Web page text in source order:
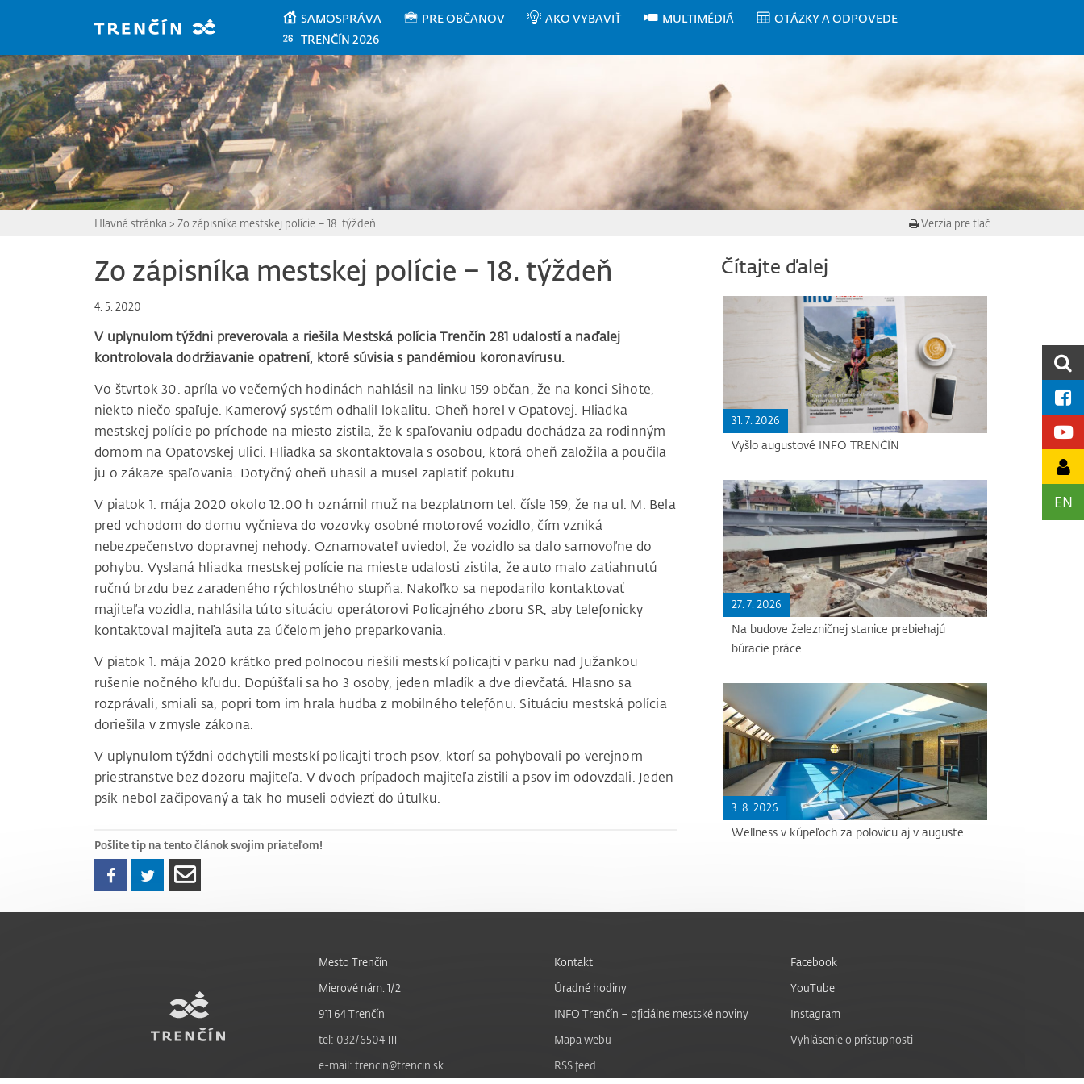
SAMOSPRÁVA PRE OBČANOV AKO VYBAVIŤ MULTIMÉDIÁ
OTÁZKY A ODPOVEDE
TRENČÍN 2026
EN
Hlavná stránka > Zo zápisníka mestskej polície – 18. týždeň Verzia pre tlač
Zo zápisníka mestskej polície – 18. týždeň
4. 5. 2020
V uplynulom týždni preverovala a riešila Mestská polícia Trenčín 281 udalostí a naďalej
kontrolovala dodržiavanie opatrení, ktoré súvisia s pandémiou koronavírusu.
Vo štvrtok 30. apríla vo večerných hodinách nahlásil na linku 159 občan, že na konci Sihote,
niekto niečo spaľuje. Kamerový systém odhalil lokalitu. Oheň horel v Opatovej. Hliadka
mestskej polície po príchode na miesto zistila, že k spaľovaniu odpadu dochádza za rodinným
domom na Opatovskej ulici. Hliadka sa skontaktovala s osobou, ktorá oheň založila a poučila
ju o zákaze spaľovania. Dotyčný oheň uhasil a musel zaplatiť pokutu.
V piatok 1. mája 2020 okolo 12.00 h oznámil muž na bezplatnom tel. čísle 159, že na ul. M. Bela
pred vchodom do domu vyčnieva do vozovky osobné motorové vozidlo, čím vzniká
nebezpečenstvo dopravnej nehody. Oznamovateľ uviedol, že vozidlo sa dalo samovoľne do
pohybu. Vyslaná hliadka mestskej polície na mieste udalosti zistila, že auto malo zatiahnutú
ručnú brzdu bez zaradeného rýchlostného stupňa. Nakoľko sa nepodarilo kontaktovať
majiteľa vozidla, nahlásila túto situáciu operátorovi Policajného zboru SR, aby telefonicky
kontaktoval majiteľa auta za účelom jeho preparkovania.
V piatok 1. mája 2020 krátko pred polnocou riešili mestskí policajti v parku nad Južankou
rušenie nočného kľudu. Dopúšťali sa ho 3 osoby, jeden mladík a dve dievčatá. Hlasno sa
rozprávali, smiali sa, popri tom im hrala hudba z mobilného telefónu. Situáciu mestská polícia
doriešila v zmysle zákona.
V uplynulom týždni odchytili mestskí policajti troch psov, ktorí sa pohybovali po verejnom
priestranstve bez dozoru majiteľa. V dvoch prípadoch majiteľa zistili a psov im odovzdali. Jeden
psík nebol začipovaný a tak ho museli odviezť do útulku.
Pošlite tip na tento článok svojim priateľom!
Čítajte ďalej
31. 7. 2026
Vyšlo augustové INFO TRENČÍN
27. 7. 2026
Na budove železničnej stanice prebiehajú
búracie práce
3. 8. 2026
Wellness v kúpeľoch za polovicu aj v auguste
Mesto Trenčín
Mierové nám. 1/2
911 64 Trenčín
tel: 032/6504 111
e-mail: trencin@trencin.sk
Kontakt
Úradné hodiny
INFO Trenčín – oficiálne mestské noviny
Mapa webu
RSS feed
Facebook
YouTube
Instagram
Vyhlásenie o prístupnosti